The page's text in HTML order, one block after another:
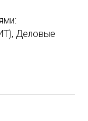
Деловые